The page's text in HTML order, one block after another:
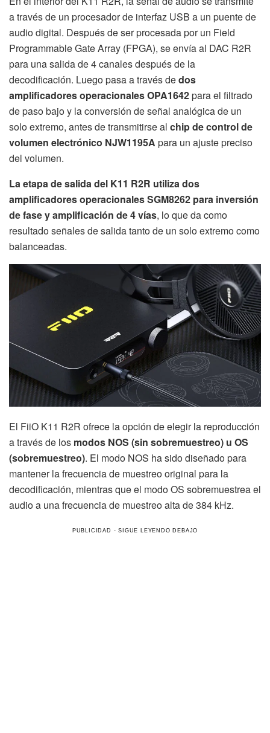
a través de un procesador de interfaz USB a un puente de
audio digital. Después de ser procesada por un Field
Programmable Gate Array (FPGA), se envía al DAC R2R
para una salida de 4 canales después de la
decodificación. Luego pasa a través dedos
amplificadores operacionales OPA1642para el filtrado
de paso bajo y la conversión de señal analógica de un
solo extremo, antes de transmitirse al chip de control de
volumen electrónico NJW1195A para un ajuste preciso
del volumen.
La etapa de salida del K11 R2R utiliza dos
amplificadores operacionales SGM8262 para inversión
de fase y amplificación de 4 vías, lo que da como
resultado señales de salida tanto de un solo extremo como
balanceadas.
El FiiO K11 R2R ofrece la opción de elegir la reproducción
a través de los modos NOS (sin sobremuestreo) u OS
(sobremuestreo). El modo NOS ha sido diseñado para
mantener la frecuencia de muestreo original para la
decodificación, mientras que el modo OS sobremuestrea el
audio a una frecuencia de muestreo alta de 384 kHz.